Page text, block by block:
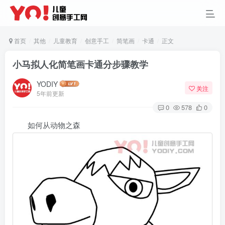
首页 其他 儿童教育 创意手工 简笔画 卡通 正文
小马拟人化简笔画卡通分步骤教学
YODIY
5年前更新
关注
0 578 0
如何从动物之森